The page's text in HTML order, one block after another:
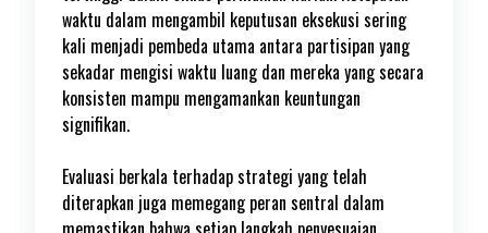
waktu dalam mengambil keputusan eksekusi sering
kali menjadi pembeda utama antara partisipan yang
sekadar mengisi waktu luang dan mereka yang secara
konsisten mampu mengamankan keuntungan
signifikan.
Evaluasi berkala terhadap strategi yang telah
diterapkan juga memegang peran sentral dalam